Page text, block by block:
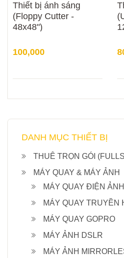
Thiết bị ánh sáng
(Floppy Cutter -
48x48")
100,000
DANH MỤC THIẾT BỊ
THUÊ TRỌN GÓI
MÁY QUAY & MÁY ẢNH
MÁY QUAY ĐIỆN ẢNH
MÁY QUAY TRUYỀN
MÁY QUAY GOPRO
MÁY ẢNH DSLR
MÁY ẢNH